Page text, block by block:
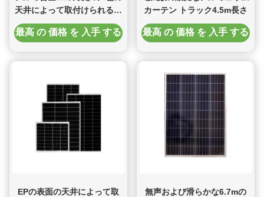
天井によって取付けられるシ
ャワー・カーテンの柵
最高 の 価格 を 入手 する
カーテン トラック4.5m長さ
最高 の 価格 を 入手 する
EPの表面の天井によって取
無声および滑らかな6.7mの